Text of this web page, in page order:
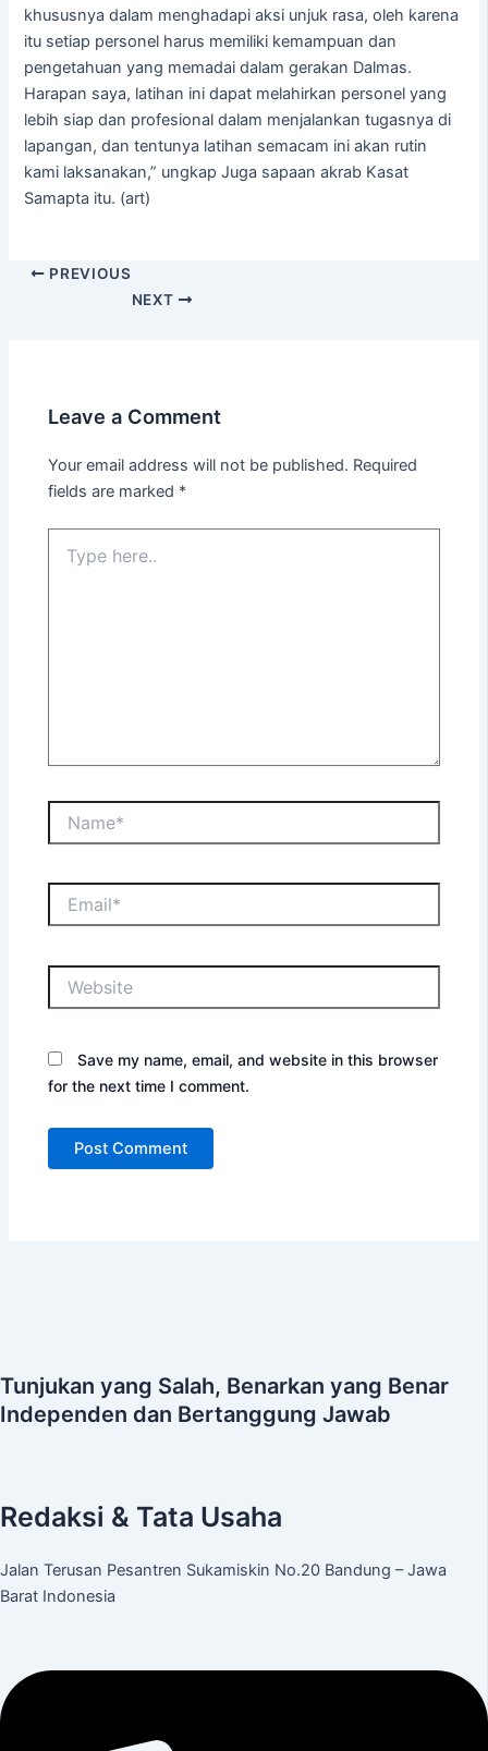
khususnya dalam menghadapi aksi unjuk rasa, oleh karena
itu setiap personel harus memiliki kemampuan dan
pengetahuan yang memadai dalam gerakan Dalmas.
Harapan saya, latihan ini dapat melahirkan personel yang
lebih siap dan profesional dalam menjalankan tugasnya di
lapangan, dan tentunya latihan semacam ini akan rutin
kami laksanakan,” ungkap Juga sapaan akrab Kasat
Samapta itu. (art)
PREVIOUS
NEXT
Leave a Comment
Your email address will not be published. Required
fields are marked *
here..
Save my name, email, and website in this browser
for the next time I comment.
Tunjukan yang Salah, Benarkan yang Benar
Independen dan Bertanggung Jawab
Redaksi & Tata Usaha
Jalan Terusan Pesantren Sukamiskin No.20 Bandung – Jawa
Barat Indonesia